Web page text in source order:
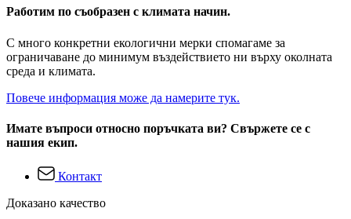
Работим по съобразен с климата начин.
С много конкретни екологични мерки спомагаме за
ограничаване до минимум въздействието ни върху околната
среда и климата.
Повече информация може да намерите тук.
Имате въпроси относно поръчката ви? Свържете се с
нашия екип.
Контакт
Доказано качество